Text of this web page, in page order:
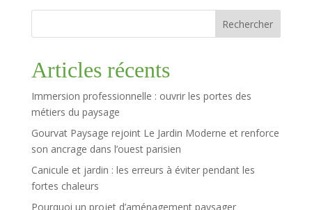
Rechercher
Articles récents
Immersion professionnelle : ouvrir les portes des
métiers du paysage
Gourvat Paysage rejoint Le Jardin Moderne et renforce
son ancrage dans l’ouest parisien
Canicule et jardin : les erreurs à éviter pendant les
fortes chaleurs
Pourquoi un projet d’aménagement paysager